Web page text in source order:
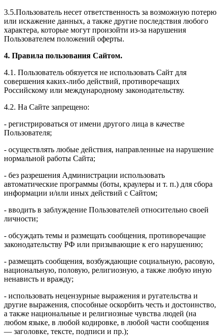
3.5.Пользователь несет ответственность за возможную потерю
или искажение данных, а также другие последствия любого
характера, которые могут произойти из-за нарушения
Пользователем положений оферты.
4. Правила пользования Сайтом.
4.1. Пользователь обязуется не использовать Сайт для
совершения каких-либо действий, противоречащих
Российскому или международному законодательству.
4.2. На Сайте запрещено:
- регистрироваться от имени другого лица в качестве
Пользователя;
- осуществлять любые действия, направленные на нарушение
нормальной работы Сайта;
- без разрешения Администрации использовать
автоматические программы (боты, краулеры и т. п.) для сбора
информации и/или иных действий с Сайтом;
- вводить в заблуждение Пользователей относительно своей
личности;
- обсуждать темы и размещать сообщения, противоречащие
законодательству РФ или призывающие к его нарушению;
- размещать сообщения, возбуждающие социальную, расовую,
национальную, половую, религиозную, а также любую иную
ненависть и вражду;
- использовать нецензурные выражения и ругательства и
другие выражения, способные оскорбить честь и достоинство,
а также национальные и религиозные чувства людей (на
любом языке, в любой кодировке, в любой части сообщения
— заголовке, тексте, подписи и пр.);